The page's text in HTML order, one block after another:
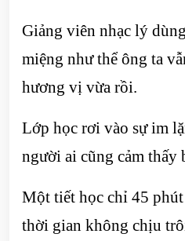
Giảng viên nhạc lý
miệng như thể ông ta
hương vị vừa rồi.
Lớp học rơi vào sự im
người ai cũng cảm thấy
Một tiết học chỉ 45
thời gian không chịu